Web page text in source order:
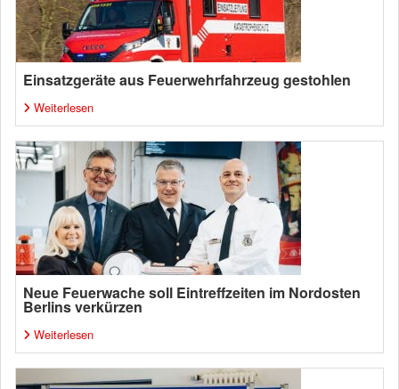
Einsatzgeräte aus Feuerwehrfahrzeug gestohlen
Weiterlesen
Neue Feuerwache soll Eintreffzeiten im Nordosten
Berlins verkürzen
Weiterlesen